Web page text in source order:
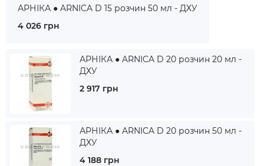
АРНІКА ● ARNICA D 15 розчин 50 мл - ДХУ
4 026 грн
АРНІКА ● ARNICA D 20 розчин 20 мл -
ДХУ
2 917 грн
АРНІКА ● ARNICA D 20 розчин 50 мл -
ДХУ
4 188 грн